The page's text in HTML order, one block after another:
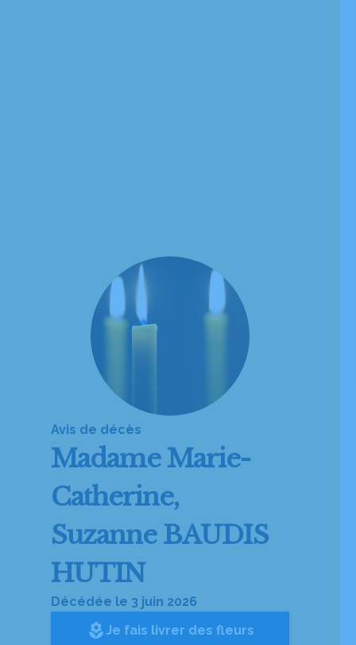
Avis de décès
Madame Marie-
Catherine,
Suzanne BAUDIS
HUTIN
Décédée le 3 juin 2026
local_florist Je fais livrer des fleurs